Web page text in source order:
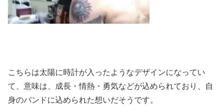
こちらは太陽に時計が入ったようなデザインになってい
て、 意味は、成長・情熱・勇気などが込められており、自
身のバンドに込められた想いだそうです。